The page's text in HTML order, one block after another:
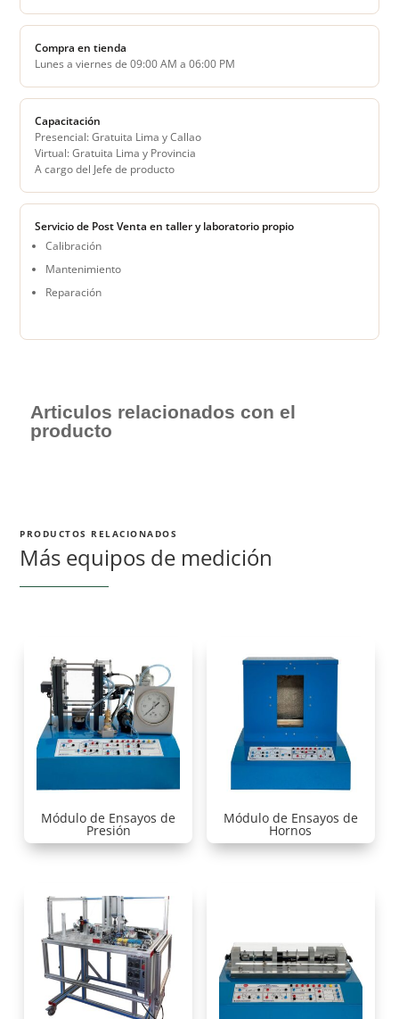
Compra en tienda
Lunes a viernes de 09:00 AM a 06:00 PM
Capacitación
Presencial: Gratuita Lima y Callao
Virtual: Gratuita Lima y Provincia
A cargo del Jefe de producto
Servicio de Post Venta en taller y laboratorio propio
Calibración
Mantenimiento
Reparación
Articulos relacionados con el
producto
PRODUCTOS RELACIONADOS
Más equipos de medición
Módulo de Ensayos de
Presión
Módulo de Ensayos de
Hornos